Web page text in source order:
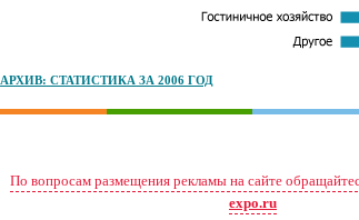
АРХИВ: СТАТИСТИКА ЗА 2006 ГОД
По вопросам размещения рекламы на сайте
expo.ru